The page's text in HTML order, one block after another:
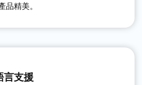
精美。
言支援